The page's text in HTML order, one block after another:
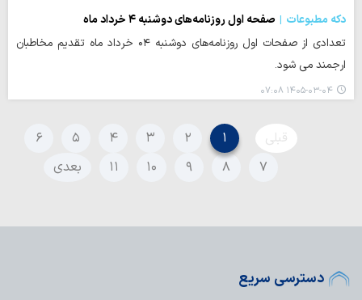
دکه مطبوعات
صفحه اول روزنامه‌های دوشنبه ۴ خرداد ماه
تعدادی از صفحات اول روزنامه‌های دوشنبه ۰۴ خرداد ماه تقدیم مخاطبان
ارجمند می شود.
۱۴۰۵-۰۳-۰۴ ۰۷:۰۸
قبلی ۱ ۲ ۳ ۴ ۵
۶
۷
۸ ۹ ۱۰ ۱۱ بعدی
دسترسی سریع